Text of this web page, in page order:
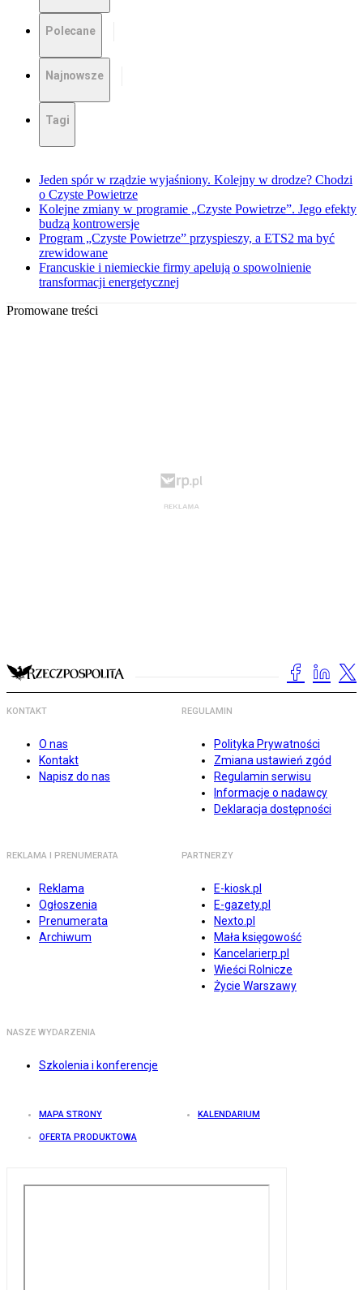
Polecane
Najnowsze
Tagi
Jeden spór w rządzie wyjaśniony. Kolejny w drodze? Chodzi
o Czyste Powietrze
Kolejne zmiany w programie „Czyste Powietrze”. Jego efekty
budzą kontrowersje
Program „Czyste Powietrze” przyspieszy, a ETS2 ma być
zrewidowane
Francuskie i niemieckie firmy apelują o spowolnienie
transformacji energetycznej
Promowane treści
KONTAKT
O nas
Kontakt
Napisz do nas
REGULAMIN
Polityka Prywatności
Zmiana ustawień zgód
Regulamin serwisu
Informacje o nadawcy
Deklaracja dostępności
REKLAMA I PRENUMERATA
Reklama
Ogłoszenia
Prenumerata
Archiwum
PARTNERZY
E-kiosk.pl
E-gazety.pl
Nexto.pl
Mała księgowość
Kancelarierp.pl
Wieści Rolnicze
Życie Warszawy
NASZE WYDARZENIA
Szkolenia i konferencje
MAPA STRONY KALENDARIUM
OFERTA PRODUKTOWA